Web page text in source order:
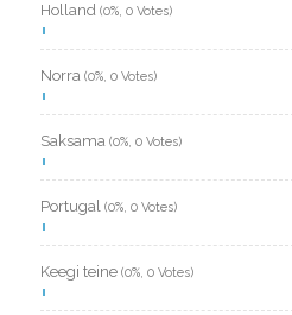
Holland (0%, 0 Votes)
Norra (0%, 0 Votes)
Saksama (0%, 0 Votes)
Portugal (0%, 0 Votes)
Keegi teine (0%, 0 Votes)